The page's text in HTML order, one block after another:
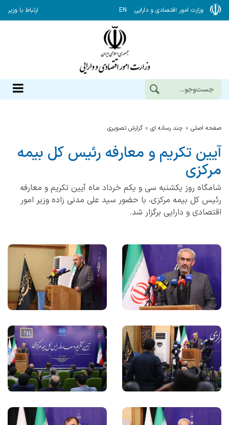
وزارت امور اقتصادی و دارایی EN ارتباط با وزیر
صفحه اصلی چند رسانه ای گزارش‌ تصویری
آیین تکریم و معارفه رئیس کل بیمه
مرکزی
شامگاه روز یکشنبه سی و یکم خرداد ماه آیین تکریم و معارفه
رئیس کل بیمه مرکزی، با حضور سید علی مدنی زاده وزیر امور
اقتصادی و دارایی برگزار شد.